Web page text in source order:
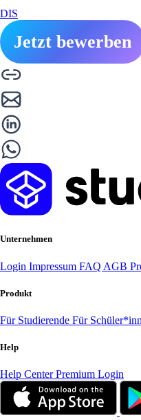
DIS
Jetzt bewerben
Unternehmen
Login Impressum FAQ AGB
Produkt
Für Studierende Für
Help
Help CenterPremium Login